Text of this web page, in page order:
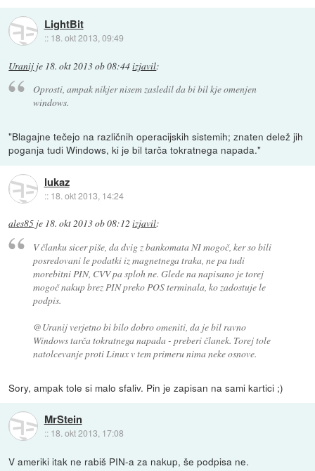
LightBit
:: 18. okt 2013, 09:49
Uranij je 18. okt 2013 ob 08:44izjavil:
Oprosti, ampak nikjer nisem zasledil da bi bil kje omenjen
windows.
"Blagajne tečejo na različnih operacijskih sistemih; znaten delež jih
poganja tudi Windows, ki je bil tarča tokratnega napada."
lukaz
:: 18. okt 2013, 14:24
ales85 je 18. okt 2013 ob 08:12 izjavil:
V članku sicer piše, da dvig z bankomata NI mogoč, ker so bili
posredovani le podatki iz magnetnega traka, ne pa tudi
morebitni PIN, CVV pa sploh ne. Glede na napisano je torej
mogoč nakup brez PIN preko POS terminala, ko zadostuje le
podpis.
@Uranij verjetno bi bilo dobro omeniti, da je bil ravno
Windows tarča tokratnega napada - preberi članek. Torej tole
natolcevanje proti Linux v tem primeru nima neke osnove.
Sory, ampak tole si malo sfaliv. Pin je zapisan na sami kartici ;)
MrStein
:: 18. okt 2013, 17:08
V ameriki itak ne rabiš PIN-a za nakup, še podpisa ne.